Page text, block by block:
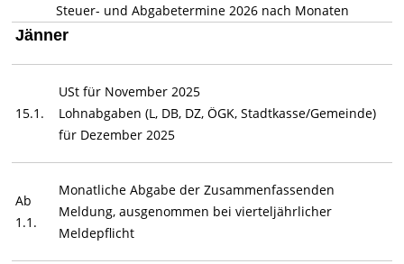
Steuer- und Abgabetermine 2026 nach Monaten
Jänner
15.1.
USt für November 2025
Lohnabgaben (L, DB, DZ, ÖGK, Stadtkasse/Gemeinde)
für Dezember 2025
Ab
1.1.
Monatliche Abgabe der Zusammenfassenden
Meldung, ausgenommen bei vierteljährlicher
Meldepflicht